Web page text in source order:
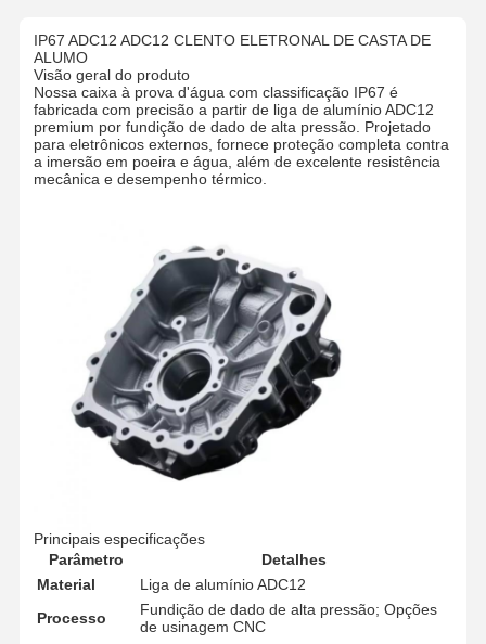
IP67 ADC12 ADC12 CLENTO ELETRONAL DE CASTA DE
ALUMO
Visão geral do produto
Nossa caixa à prova d'água com classificação IP67 é
fabricada com precisão a partir de liga de alumínio ADC12
premium por fundição de dado de alta pressão. Projetado
para eletrônicos externos, fornece proteção completa contra
a imersão em poeira e água, além de excelente resistência
mecânica e desempenho térmico.
Principais especificações
Parâmetro
Detalhes
Material
Liga de alumínio ADC12
Processo
Fundição de dado de alta pressão; Opções
de usinagem CNC